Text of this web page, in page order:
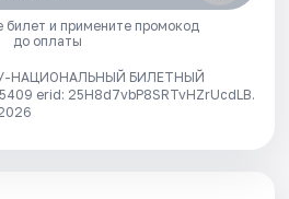
билет и примените промокод
до оплаты
НАЦИОНАЛЬНЫЙ БИЛЕТНЫЙ
erid: 25H8d7vbP8SRTvHZrUcdLB.